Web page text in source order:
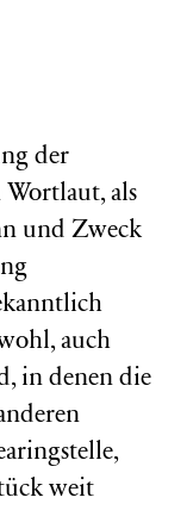
der
als
und Zweck
auch
in denen die
weit